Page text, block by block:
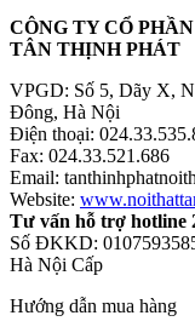
CÔNG TY CỔ
TÂN THỊNH PHÁT
VPGD: Số 5, Dãy X,
Đông, Hà Nội
Điện thoại:
Fax: 024.33.521.686
Email:
Website:
Tư vấn hỗ trợ hotline
Số ĐKKD:
Hà Nội Cấp
Hướng dẫn mua hàng